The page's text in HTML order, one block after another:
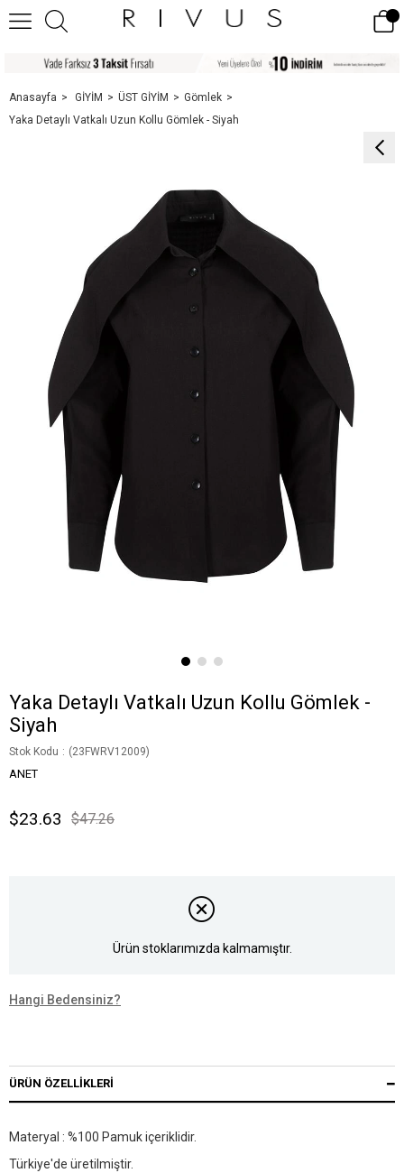
Anasayfa GİYİM ÜST GİYİM
Gömlek
Yaka Detaylı Vatkalı Uzun Kollu Gömlek - Siyah
Yaka Detaylı Vatkalı Uzun Kollu Gömlek -
Siyah
Stok Kodu (23FWRV12009)
ANET
$47.26
$23.63
Ürün stoklarımızda kalmamıştır.
Hangi Bedensiniz?
ÜRÜN ÖZELLIKLERI
Materyal : %100 Pamuk içeriklidir.
Türkiye'de üretilmiştir.